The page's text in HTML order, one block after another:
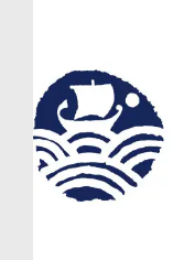
εικόνας